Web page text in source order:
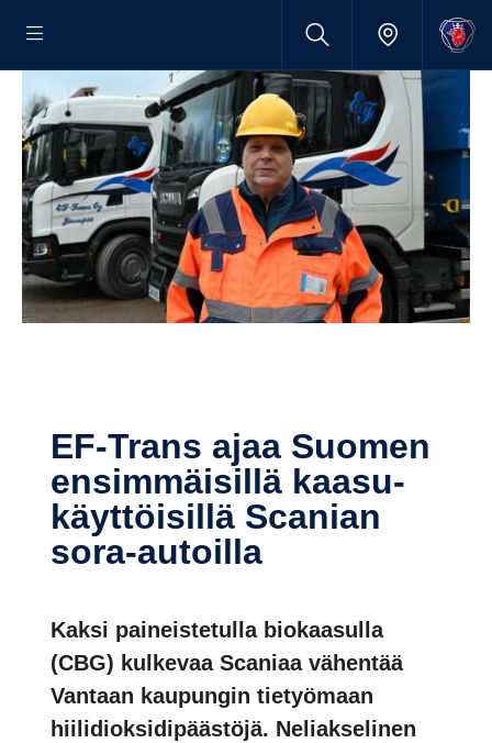
EF-​Trans ajaa Suomen
ensim­mäi­sillä kaasu­
käyt­töi­sillä Scanian
sora-​autoilla
Kaksi paineistetulla biokaasulla
(CBG) kulkevaa Scaniaa vähentää
Vantaan kaupungin tietyömaan
hiilidioksidipäästöjä. Neliakselinen